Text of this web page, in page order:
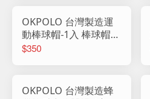
OKPOLO 台灣製造運
動棒球帽-1入 棒球帽
鴨舌帽 遮陽帽 運動帽
$350
OKPOLO 台灣製造蜂